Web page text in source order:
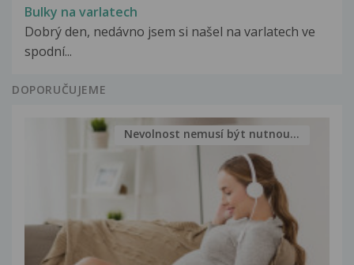
Bulky na varlatech
Dobrý den, nedávno jsem si našel na varlatech ve
spodní...
DOPORUČUJEME
Nevolnost nemusí být nutnou...